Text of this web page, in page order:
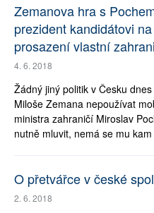
Zemanova hra s
prezident kandidátovi
prosazení vlastní
4. 6. 2018
Žádný jiný politik v Česku
Miloše Zemana nepoužívat
ministra zahraničí Miroslav
nutně mluvit, nemá se mu
O přetvářce v české
2. 6. 2018